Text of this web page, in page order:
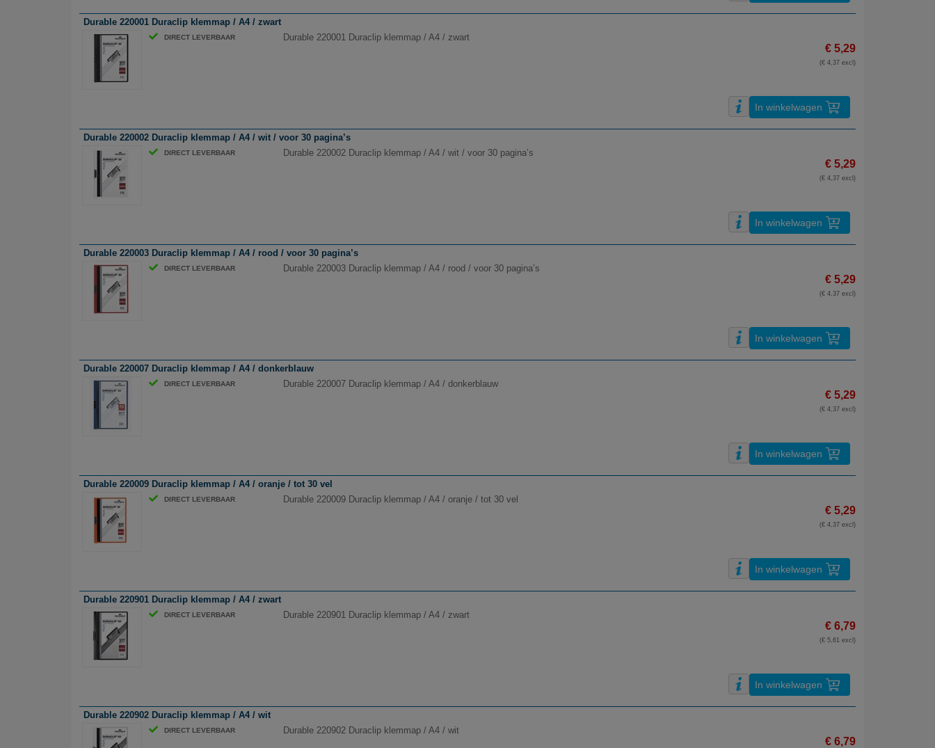
Durable 220001 Duraclip klemmap / A4 / zwart
DIRECT LEVERBAAR Durable 220001 Duraclip klemmap / A4 / zwart
€ 5,29
(€ 4,37 excl)
In winkelwagen
Durable 220002 Duraclip klemmap / A4 / wit / voor 30 pagina’s
DIRECT LEVERBAAR Durable 220002 Duraclip klemmap / A4 / wit / voor 30 pagina’s
€ 5,29
(€ 4,37 excl)
In winkelwagen
Durable 220003 Duraclip klemmap / A4 / rood / voor 30 pagina’s
DIRECT LEVERBAAR Durable 220003 Duraclip klemmap / A4 / rood / voor 30 pagina’s
€ 5,29
(€ 4,37 excl)
In winkelwagen
Durable 220007 Duraclip klemmap / A4 / donkerblauw
DIRECT LEVERBAAR Durable 220007 Duraclip klemmap / A4 / donkerblauw
€ 5,29
(€ 4,37 excl)
In winkelwagen
Durable 220009 Duraclip klemmap / A4 / oranje / tot 30 vel
DIRECT LEVERBAAR Durable 220009 Duraclip klemmap / A4 / oranje / tot 30 vel
€ 5,29
(€ 4,37 excl)
In winkelwagen
Durable 220901 Duraclip klemmap / A4 / zwart
DIRECT LEVERBAAR Durable 220901 Duraclip klemmap / A4 / zwart
€ 6,79
(€ 5,61 excl)
In winkelwagen
Durable 220902 Duraclip klemmap / A4 / wit
DIRECT LEVERBAAR Durable 220902 Duraclip klemmap / A4 / wit
€ 6,79